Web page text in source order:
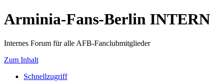
Arminia-Fans-Berlin INTERN
Internes Forum für alle AFB-Fanclubmitglieder
Zum Inhalt
Schnellzugriff